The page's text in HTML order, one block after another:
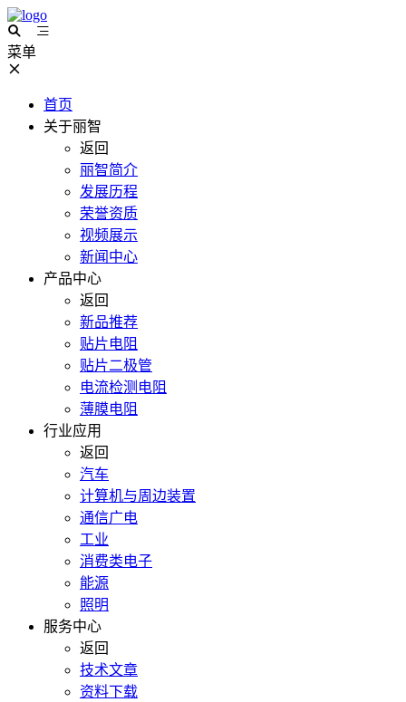
菜单
首页
关于丽智
返回
丽智简介
发展历程
荣誉资质
视频展示
新闻中心
产品中心
返回
新品推荐
贴片电阻
贴片二极管
电流检测电阻
薄膜电阻
行业应用
返回
汽车
计算机与周边装置
通信广电
工业
消费类电子
能源
照明
服务中心
返回
技术文章
资料下载